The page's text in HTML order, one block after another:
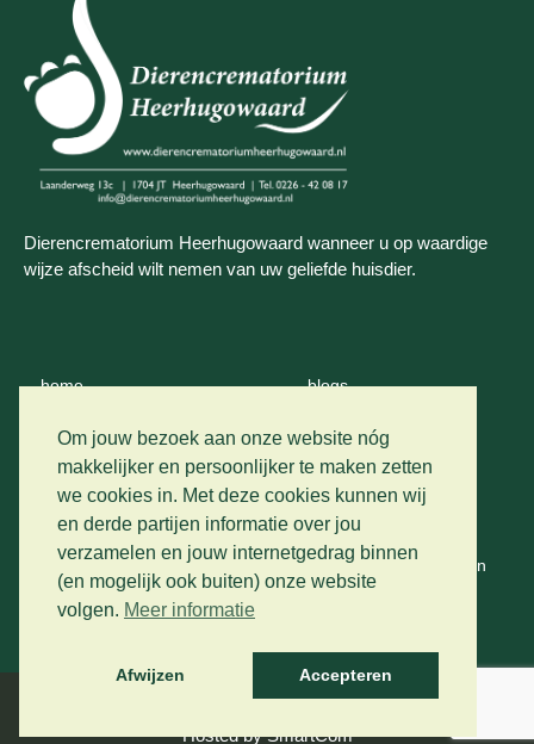
Om jouw bezoek aan onze website nóg
makkelijker en persoonlijker te maken zetten
we cookies in. Met deze cookies kunnen wij
en derde partijen informatie over jou
verzamelen en jouw internetgedrag binnen
(en mogelijk ook buiten) onze website
volgen. Meer informatie
Afwijzen Accepteren
Dierencrematorium Heerhugowaard wanneer u op waardige
wijze afscheid wilt nemen van uw geliefde huisdier.
home
wie zijn wij
vervoer
prijslijst
blogs
contact
privacy
algemene voorwaarden
Hosted by SmartCom